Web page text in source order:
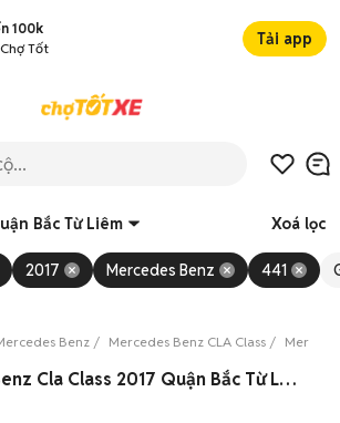
100k
Tốt
Tải app
Bắc Từ Liêm Xoá lọc
2017 Mercedes Benz 441
Benz Mercedes Benz CLA Class
0 xe Mercedes Benz Cla Class 2017 Quận Bắc Từ Liêm 08/2026